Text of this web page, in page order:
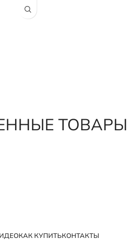
ТОВАРЫ
КАК КУПИТЬКОНТАКТЫ